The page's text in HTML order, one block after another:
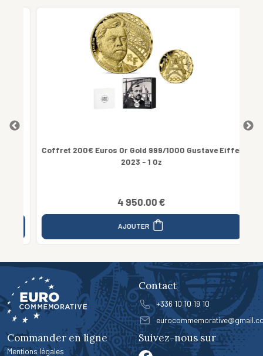
Coffret 200€ Euros Or Gold 999/1000 Gustave Eiffel
2023 - 1 Oz
4 950.00 €
AJOUTER
Contact
+336 10 10 19 10
Commander en ligne
Mentions légales
Suivez-nous sur